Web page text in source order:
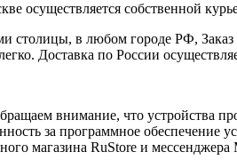
осуществляется собственной
столицы, в любом городе РФ, Заказ
Доставка по России
внимание, что устройства
за программное обеспечение
магазина RuStore и